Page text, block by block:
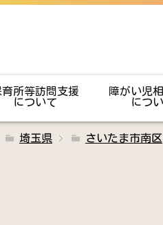
育所等訪問支援
について
障がい児
につ
埼玉県 さいたま市南区